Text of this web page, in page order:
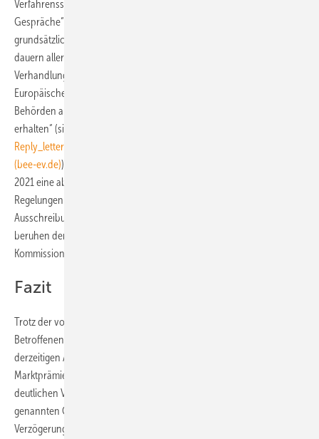
Verfahrensstadium nach eigenem Bekunden „konstruktive
Gespräche“ mit der Europäischen Kommission geführt und zumindest
grundsätzlich ein gemeinsames Verständnis erzielt. Die Gespräche
dauern allerdings noch an; besonderer Druck seitens der deutschen
Verhandlungsseite ist nicht zu erkennen. Statt dessen schreibt die
Europäische Kommission „von der Notwendigkeit, von den deutschen
Behörden alle für ihre Bewertung erforderlichen Informationen zu
erhalten“ (siehe
Reply_letter_to_German_Renewable_Energy_Federation_DE.pdf
(bee-ev.de)). Durch eine enge Zusammenarbeit soll frühestmöglich in
2021 eine abschließende Beihilfeentscheidung erlangt werden.
Regelungen wie zum Beispiel Bestimmungen zu
Ausschreibungsvolumen und -terminen für Windenergie an Land
beruhen dem Vernehmen nach bereits auf dem Austausch mit der
Kommission und sollten daher genehmigt werden.
Fazit
Trotz der von BMWi verkündeten Zuversicht verbleiben bei den
Betroffenen Zweifel und Unsicherheit. So kommt es bei der
derzeitigen Ausschreibung Windenergie an Land, mit der die
Marktprämien für Windenergieanlagen ermittelt werden, bereits zu
deutlichen Verzögerungen. Unternehmen müssen aus den oben
genannten Gründen bis dahin prüfen, welche Auswirkungen die
Verzögerung auf die in ihren Lieferverträgen und in ihren sonstigen